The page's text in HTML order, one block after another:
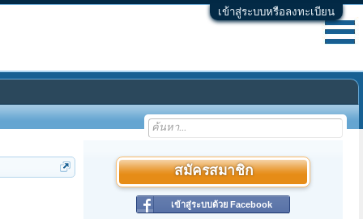
เข้าสู่ระบบหรือลงทะเบียน
สมัครสมาชิก
เข้าสู่ระบบด้วย Facebook